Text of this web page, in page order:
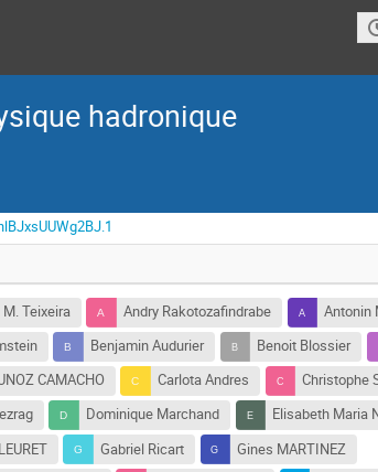
hadronique
M. Teixeira Andry Rakotozafindrabe
Antonin
Benjamin Audurier Benoit Blossier
CAMACHO Carlota Andres
Christophe
Dominique Marchand
Elisabeth Maria
Gabriel Ricart
Gines MARTINEZ